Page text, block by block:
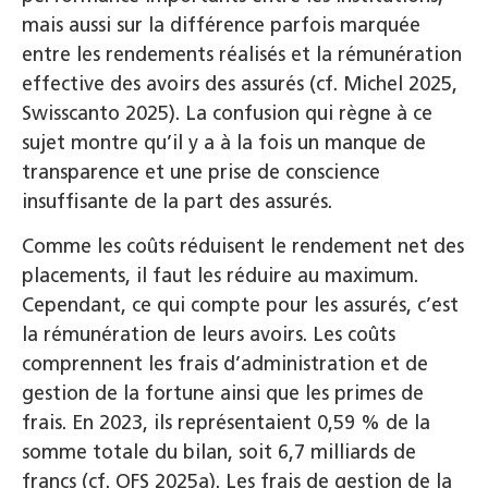
mais aussi sur la différence parfois marquée
entre les rendements réalisés et la rémunération
effective des avoirs des assurés (cf. Michel 2025,
Swisscanto 2025). La confusion qui règne à ce
sujet montre qu’il y a à la fois un manque de
transparence et une prise de conscience
insuffisante de la part des assurés.
Comme les coûts réduisent le rendement net des
placements, il faut les réduire au maximum.
Cependant, ce qui compte pour les assurés, c’est
la rémunération de leurs avoirs. Les coûts
comprennent les frais d’administration et de
gestion de la fortune ainsi que les primes de
frais. En 2023, ils représentaient 0,59 % de la
somme totale du bilan, soit 6,7 milliards de
francs (cf. OFS 2025a). Les frais de gestion de la